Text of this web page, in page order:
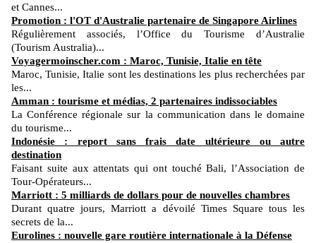
et Cannes...
Promotion : l'OT d'Australie partenaire de Singapore Airlines
Régulièrement associés, l’Office du Tourisme d’Australie
(Tourism Australia)...
Voyagermoinscher.com : Maroc, Tunisie, Italie en tête
Maroc, Tunisie, Italie sont les destinations les plus recherchées par
les...
Amman : tourisme et médias, 2 partenaires indissociables
La Conférence régionale sur la communication dans le domaine
du tourisme...
Indonésie : report sans frais date ultérieure ou autre
destination
Faisant suite aux attentats qui ont touché Bali, l’Association de
Tour-Opérateurs...
Marriott : 5 milliards de dollars pour de nouvelles chambres
Durant quatre jours, Marriott a dévoilé Times Square tous les
secrets de la...
Eurolines : nouvelle gare routière internationale à la Défense